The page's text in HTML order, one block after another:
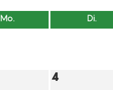
Mo. Di.
4